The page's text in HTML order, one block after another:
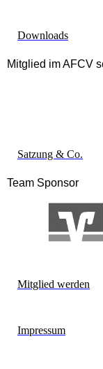
Downloads
Mitglied im AFCV
Satzung & Co.
Team Sponsor
Mitglied werden
Impressum